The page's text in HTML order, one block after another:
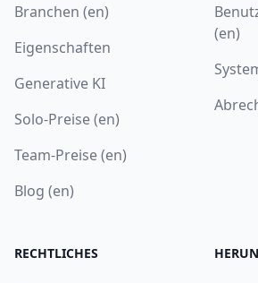
Branchen (en)
Eigenschaften
Generative KI
Solo-Preise (en)
Team-Preise (en)
Blog (en)
(en)
RECHTLICHES